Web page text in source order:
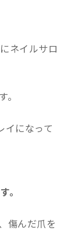
ネイルサロ
イになって
。
傷んだ爪を